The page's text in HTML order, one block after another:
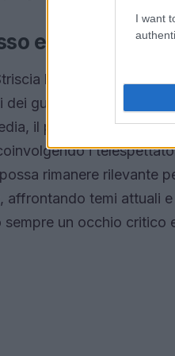
I want
e
la notizia ha
dei gusti del pubblico e
il programma ha
i
rimanere rilevante
affrontando temi attuali
sempre un occhio critico